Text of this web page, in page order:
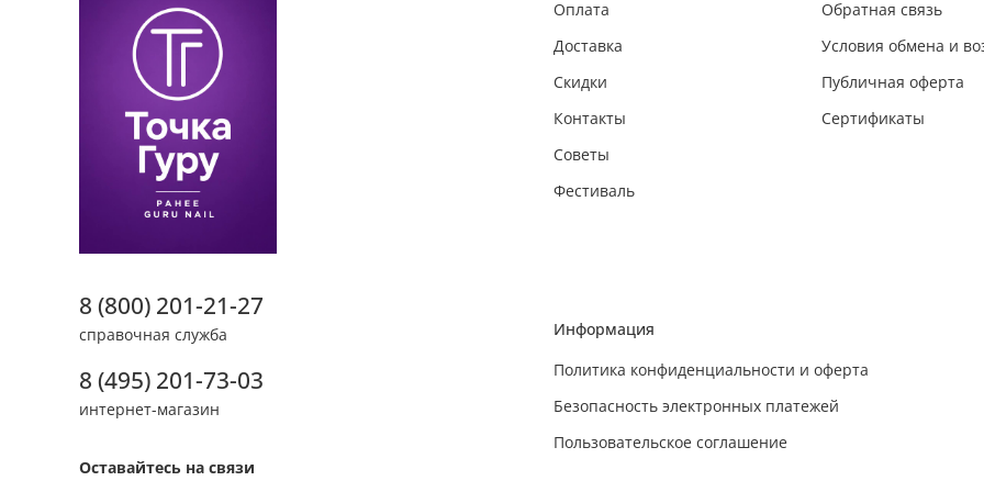
Оплата
Доставка
Скидки
Контакты
Советы
Фестиваль
Обратная связь
Условия обмена и
Публичная оферта
Сертификаты
Информация
Политика конфиденциальности и оферта
Безопасность электронных платежей
Пользовательское соглашение
8 (800) 201-21-27
справочная служба
8 (495) 201-73-03
интернет-магазин
Оставайтесь на связи